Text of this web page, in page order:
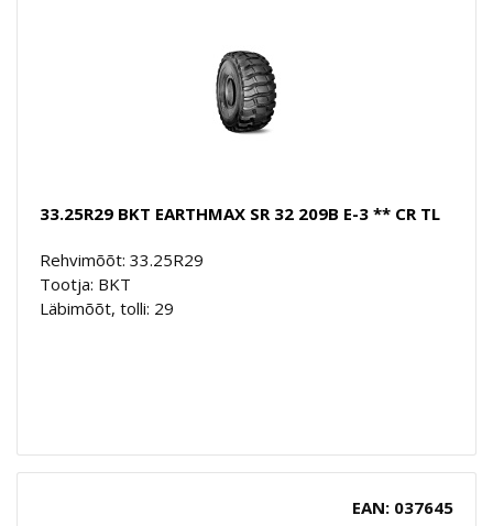
33.25R29 BKT EARTHMAX SR 32 209B E-3 ** CR TL
Rehvimõõt: 33.25R29
Tootja: BKT
Läbimõõt, tolli: 29
EAN: 037645